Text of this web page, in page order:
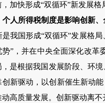
加快形成“双循环”新发展
个人所得税制度是影响创新
是我国形成“双循环”发展格
势”，并在中央全面深化改革
，是根据我国发展阶段、环
创新驱动，以创新催生新动
动高质量发展。创新驱动离